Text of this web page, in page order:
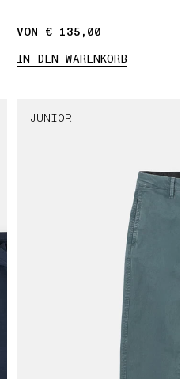
VON € 135,00
IN DEN WARENKORB
JUNIOR